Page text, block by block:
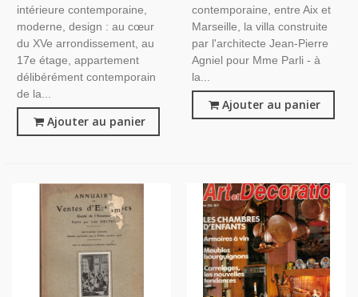
intérieure contemporaine,
moderne, design : au cœur
du XVe arrondissement, au
17e étage, appartement
délibérément contemporain
de la...
Ajouter au panier
contemporaine, entre Aix et
Marseille, la villa construite
par l'architecte Jean-Pierre
Agniel pour Mme Parli - à
la...
Ajouter au panier